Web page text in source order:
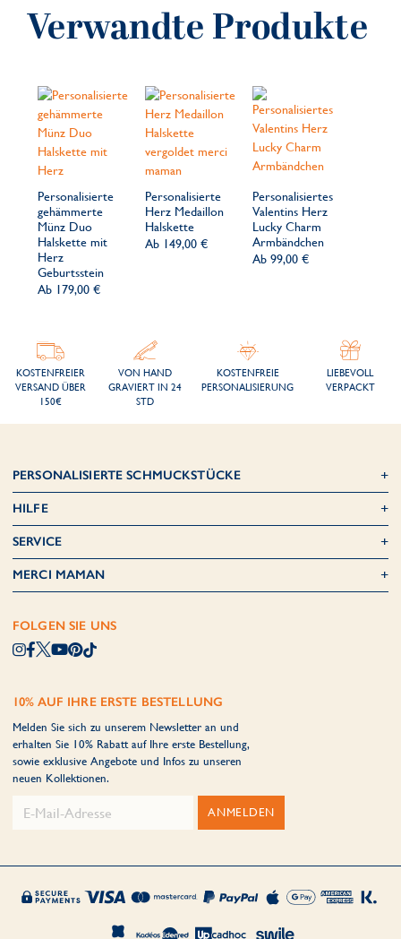
Verwandte Produkte
Personalisierte
gehämmerte
Münz Duo
Halskette mit
Herz
Geburtsstein
Ab 179,00 €
Personalisierte
Herz Medaillon
Halskette
Ab 149,00 €
Personalisiertes
Valentins Herz
Lucky Charm
Armbändchen
Ab 99,00 €
KOSTENFREIER
VERSAND ÜBER
150€
VON HAND
GRAVIERT IN 24
STD
KOSTENFREIE
PERSONALISIERUNG
LIEBEVOLL
VERPACKT
PERSONALISIERTE SCHMUCKSTÜCKE
HILFE
SERVICE
MERCI MAMAN
FOLGEN SIE UNS
10% AUF IHRE ERSTE BESTELLUNG
Melden Sie sich zu unserem Newsletter an und
erhalten Sie 10% Rabatt auf Ihre erste Bestellung,
sowie exklusive Angebote und Infos zu unseren
neuen Kollektionen.
ANMELDEN